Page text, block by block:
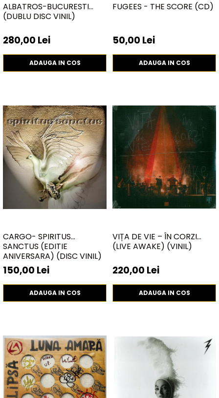
ALBATROS-BUCURESTI
(DUBLU DISC VINIL)
280,00 Lei
ADAUGA IN COS
FUGEES - THE SCORE (CD)
50,00 Lei
ADAUGA IN COS
CARGO- SPIRITUS
SANCTUS (EDITIE
ANIVERSARA) (DISC VINIL)
150,00 Lei
ADAUGA IN COS
VIȚA DE VIE – ÎN CORZI
(LIVE AWAKE) (VINIL)
220,00 Lei
ADAUGA IN COS